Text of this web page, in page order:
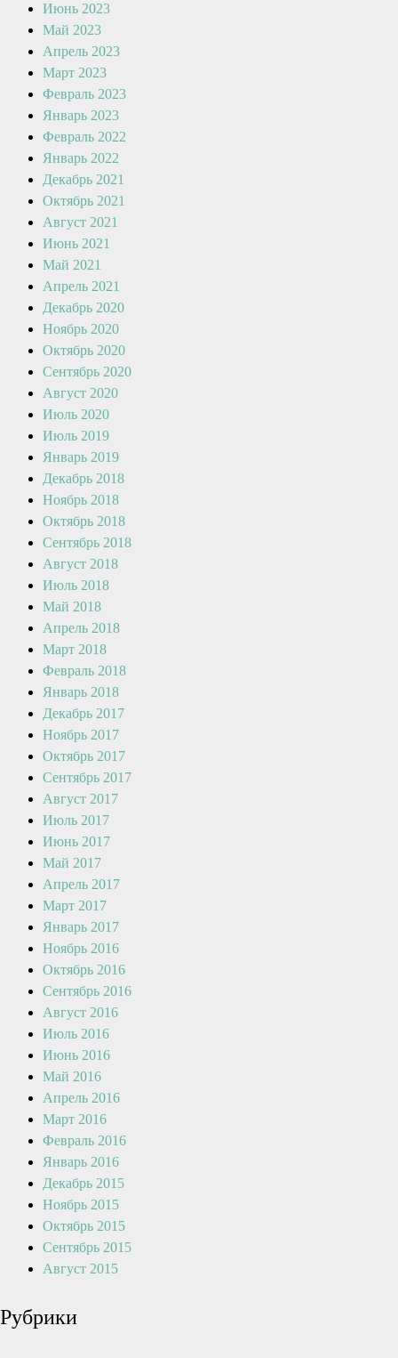
Июнь 2023
Май 2023
Апрель 2023
Март 2023
Февраль 2023
Январь 2023
Февраль 2022
Январь 2022
Декабрь 2021
Октябрь 2021
Август 2021
Июнь 2021
Май 2021
Апрель 2021
Декабрь 2020
Ноябрь 2020
Октябрь 2020
Сентябрь 2020
Август 2020
Июль 2020
Июль 2019
Январь 2019
Декабрь 2018
Ноябрь 2018
Октябрь 2018
Сентябрь 2018
Август 2018
Июль 2018
Май 2018
Апрель 2018
Март 2018
Февраль 2018
Январь 2018
Декабрь 2017
Ноябрь 2017
Октябрь 2017
Сентябрь 2017
Август 2017
Июль 2017
Июнь 2017
Май 2017
Апрель 2017
Март 2017
Январь 2017
Ноябрь 2016
Октябрь 2016
Сентябрь 2016
Август 2016
Июль 2016
Июнь 2016
Май 2016
Апрель 2016
Март 2016
Февраль 2016
Январь 2016
Декабрь 2015
Ноябрь 2015
Октябрь 2015
Сентябрь 2015
Август 2015
Рубрики